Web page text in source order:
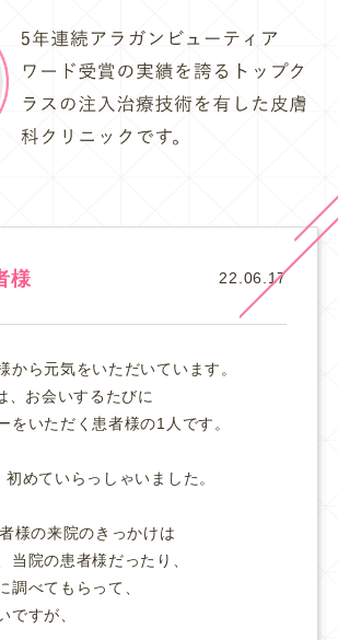
様 22.06.17
から元気をいただいています。
、お会いするたびに
をいただく患者様の1人です。
めていらっしゃいました。
様の来院のきっかけは
当院の患者様だったり、
調べてもらって、
ですが、